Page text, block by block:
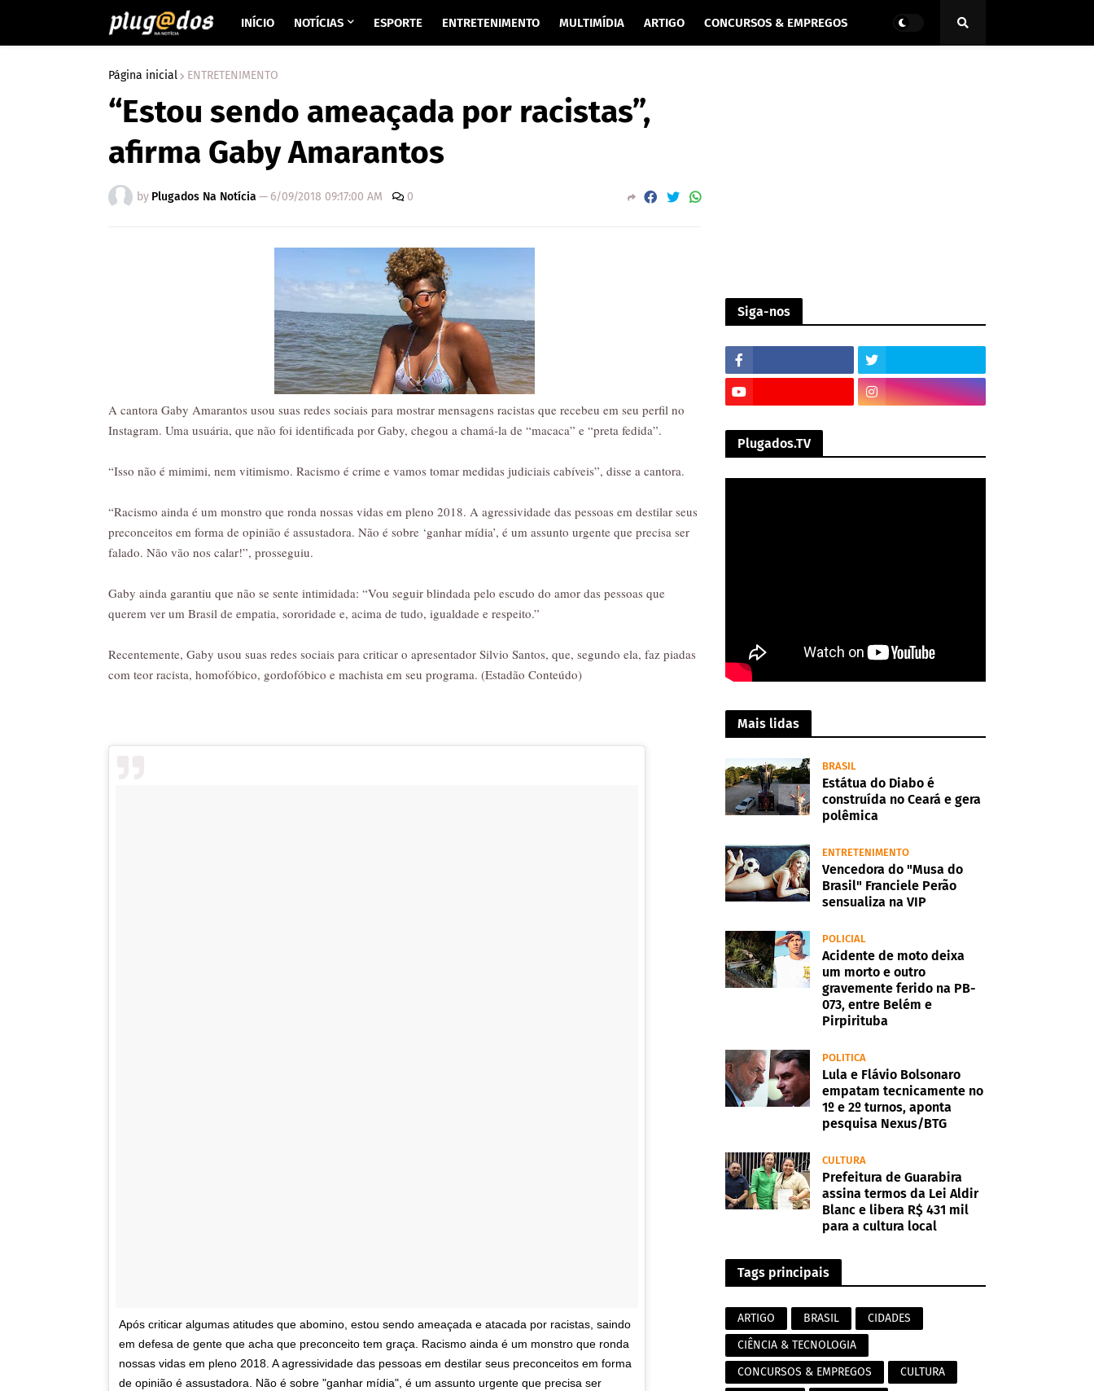
INÍCIO NOTÍCIAS ESPORTE ENTRETENIMENTO MULTIMÍDIA ARTIGO CONCURSOS & EMPREGOS
Página inicial ENTRETENIMENTO
“Estou sendo ameaçada por racistas”,
afirma Gaby Amarantos
by Plugados Na Notícia — 6/09/2018 09:17:00 AM 0
A cantora Gaby Amarantos usou suas redes sociais para mostrar mensagens racistas que recebeu em seu perfil no
Instagram. Uma usuária, que não foi identificada por Gaby, chegou a chamá-la de “macaca” e “preta fedida”.
“Isso não é mimimi, nem vitimismo. Racismo é crime e vamos tomar medidas judiciais cabíveis”, disse a cantora.
“Racismo ainda é um monstro que ronda nossas vidas em pleno 2018. A agressividade das pessoas em destilar seus
preconceitos em forma de opinião é assustadora. Não é sobre ‘ganhar mídia’, é um assunto urgente que precisa ser
falado. Não vão nos calar!”, prosseguiu.
Gaby ainda garantiu que não se sente intimidada: “Vou seguir blindada pelo escudo do amor das pessoas que
querem ver um Brasil de empatia, sororidade e, acima de tudo, igualdade e respeito.”
Recentemente, Gaby usou suas redes sociais para criticar o apresentador Silvio Santos, que, segundo ela, faz piadas
com teor racista, homofóbico, gordofóbico e machista em seu programa. (Estadão Conteúdo)
Após criticar algumas atitudes que abomino, estou sendo ameaçada e atacada por racistas, saindo
em defesa de gente que acha que preconceito tem graça. Racismo ainda é um monstro que ronda
nossas vidas em pleno 2018. A agressividade das pessoas em destilar seus preconceitos em forma
de opinião é assustadora. Não é sobre "ganhar mídia", é um assunto urgente que precisa ser
Siga-nos
Plugados.TV
Mais lidas
BRASIL
Estátua do Diabo é
construída no Ceará e gera
polêmica
ENTRETENIMENTO
Vencedora do "Musa do
Brasil" Franciele Perão
sensualiza na VIP
POLICIAL
Acidente de moto deixa
um morto e outro
gravemente ferido na PB-
073, entre Belém e
Pirpirituba
POLITICA
Lula e Flávio Bolsonaro
empatam tecnicamente no
1º e 2º turnos, aponta
pesquisa Nexus/BTG
CULTURA
Prefeitura de Guarabira
assina termos da Lei Aldir
Blanc e libera R$ 431 mil
para a cultura local
Tags principais
ARTIGO BRASIL
CIDADES
CIÊNCIA & TECNOLOGIA
CONCURSOS & EMPREGOS
CULTURA